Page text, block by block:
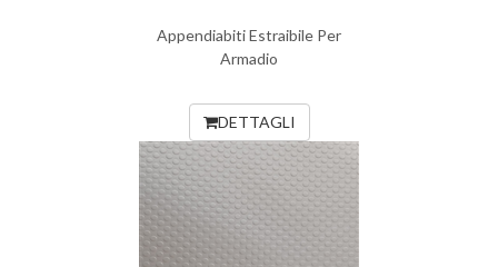
Appendiabiti Estraibile Per
Armadio
DETTAGLI